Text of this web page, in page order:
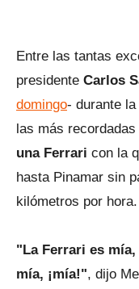
Entre las tantas
presidente Carlos
domingo- durante
las más
una Ferrari con la
hasta Pinamar sin
kilómetros por hora.
"La Ferrari es
mía, ¡mía!", dijo